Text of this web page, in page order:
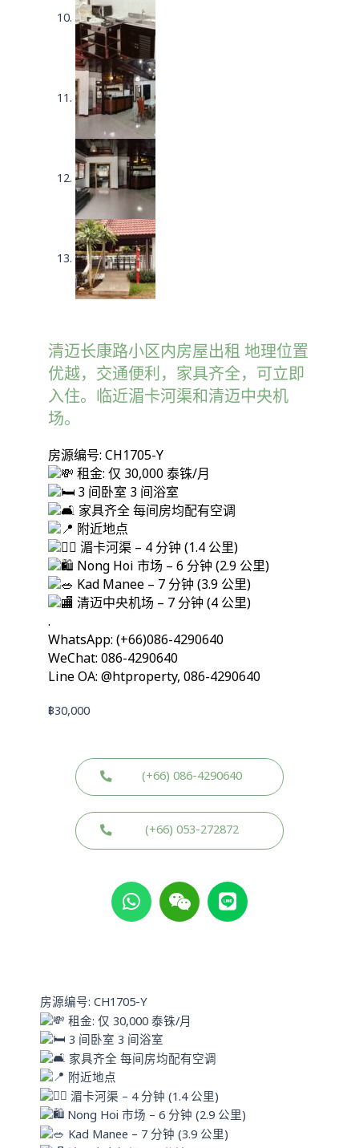
清迈长康路小区内房屋出租 地理位置
优越，交通便利，家具齐全，可立即
入住。临近湄卡河渠和清迈中央机
场。
房源编号: CH1705-Y
租金: 仅 30,000 泰铢/月
3 间卧室 3 间浴室
家具齐全 每间房均配有空调
附近地点
湄卡河渠 – 4 分钟 (1.4 公里)
Nong Hoi 市场 – 6 分钟 (2.9 公里)
Kad Manee – 7 分钟 (3.9 公里)
清迈中央机场 – 7 分钟 (4 公里)
.
WhatsApp: (+66)086-4290640
WeChat: 086-4290640
Line OA: @htproperty, 086-4290640
฿30,000
(+66) 086-4290640
(+66) 053-272872
W
h
a
p
p
W
e
i
L
i
n
房源编号: CH1705-Y
租金: 仅 30,000 泰铢/月
3 间卧室 3 间浴室
家具齐全 每间房均配有空调
附近地点
湄卡河渠 – 4 分钟 (1.4 公里)
Nong Hoi 市场 – 6 分钟 (2.9 公里)
Kad Manee – 7 分钟 (3.9 公里)